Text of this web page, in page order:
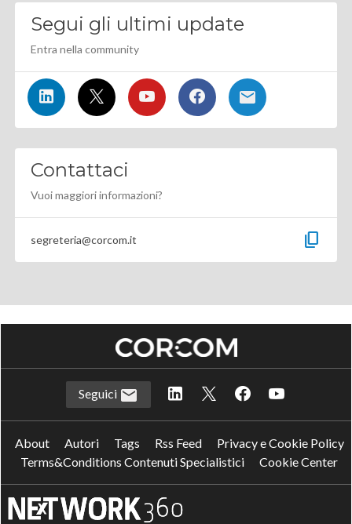
Segui gli ultimi update
Entra nella community
Contattaci
Vuoi maggiori informazioni?
segreteria@corcom.it content_copy
Seguici
About Autori Tags Rss Feed
Privacy e Cookie Policy
Terms&Conditions Contenuti Specialistici
Cookie Center